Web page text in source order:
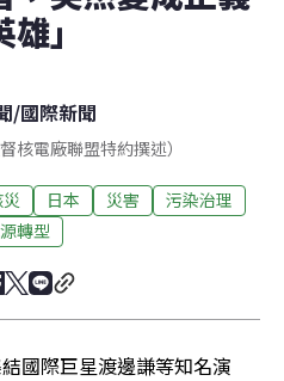
」
/國際新聞
核電廠聯盟特約撰述）
日本 災害
污染治理
轉型
國際巨星渡邊謙等知名演